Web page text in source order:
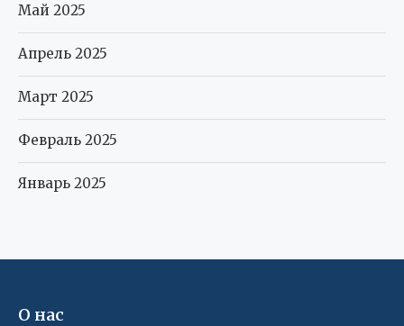
Май 2025
Апрель 2025
Март 2025
Февраль 2025
Январь 2025
О нас